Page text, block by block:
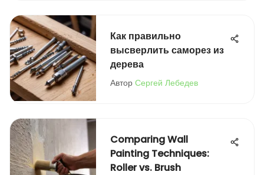
Как правильно
высверлить саморез из
дерева
Автор Сергей Лебедев
Comparing Wall
Painting Techniques:
Roller vs. Brush